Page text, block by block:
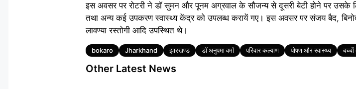
इस अवसर पर रोटरी ने डॉ सुमन और पूनम अग्रवाल के सौजन्य से दूसरी बेटी होने पर उसके
तथा अन्य कई उपकरण स्वास्थ्य केंद्र को उपलब्ध करायें गए। इस अवसर पर संजय बैद,
लावण्या रस्तोगी आदि उपस्थित थे।
Tags
bokaro Jharkhand झारखण्ड डॉ अनुपमा वर्मा परिवार कल्याण पोषण और स्वास्थ्य बच्चों
Other Latest News